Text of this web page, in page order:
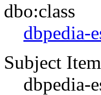
dbo:class
dbpedia-
Subject Item
dbpedia-